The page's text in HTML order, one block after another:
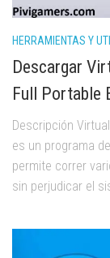
HERRAMIENTAS Y
Descargar
Full Portable
Descripción
es un programa
permite correr
sin perjudicar el